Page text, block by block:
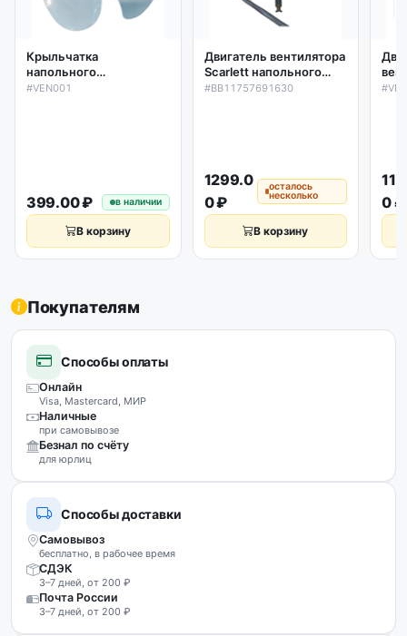
Крыльчатка
напольного
вентилятора D280/8мм
#VEN001
399.00 ₽ в наличии
В корзину
Двигатель вентилятора
Scarlett напольного
(12мм) SC-376, без
#BB11757691630
1299.0
0 ₽
осталось
несколько
В корзину
0 ₽
Покупателям
Способы оплаты
Онлайн
Visa, Mastercard, МИР
Наличные
при самовывозе
Безнал по счёту
для юрлиц
Способы доставки
Самовывоз
бесплатно, в рабочее время
СДЭК
3–7 дней, от 200 ₽
Почта России
3–7 дней, от 200 ₽